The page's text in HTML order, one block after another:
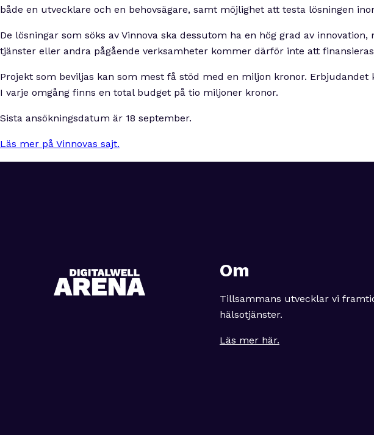
både en utvecklare och en behovsägare, samt möjlighet att testa lösningen
De lösningar som söks av Vinnova ska dessutom ha en hög grad av
tjänster eller andra pågående verksamheter kommer därför inte att
Projekt som beviljas kan som mest få stöd med en miljon kronor.
I varje omgång finns en total budget på tio miljoner kronor.
Sista ansökningsdatum är 18 september.
Läs mer på Vinnovas sajt.
Om
Tillsammans utvecklar vi
hälsotjänster.
Läs mer här.